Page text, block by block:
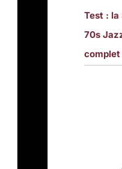
Test : la
70s
complet